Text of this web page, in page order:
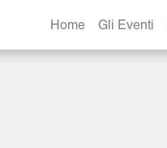
Home Gli Eventi